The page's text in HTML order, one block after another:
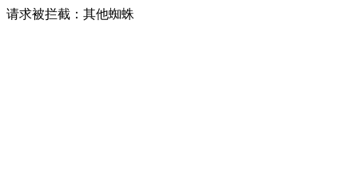
请求被拦截：其他蜘蛛